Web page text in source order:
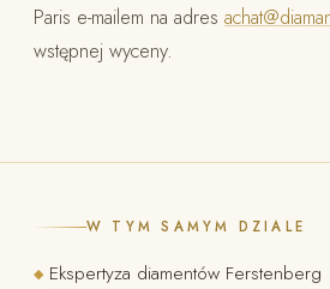
Paris e-mailem na adres
wstępnej wyceny.
W TYM SAMYM DZIALE
◆ Ekspertyza diamentów Ferstenberg